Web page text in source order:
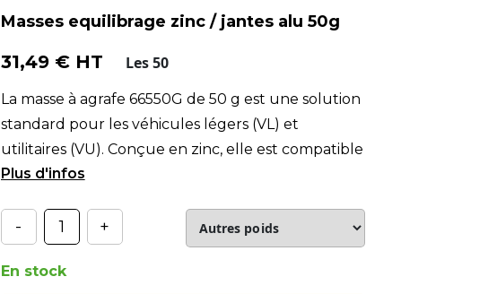
Masses equilibrage zinc / jantes alu 50g
31,49 € HT Les 50
La masse à agrafe 66550G de 50 g est une solution
standard pour les véhicules légers (VL) et
utilitaires (VU). Conçue en zinc, elle est compatible
ave
- +
En stock